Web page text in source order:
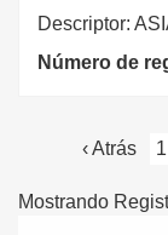
Descriptor:
Número de
‹ Atrás 1
Mostrando